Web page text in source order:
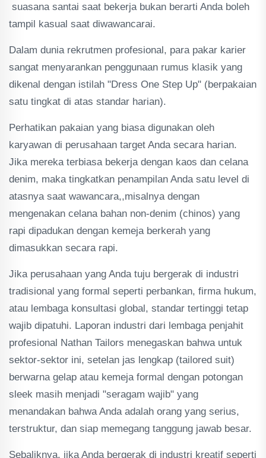
suasana santai saat bekerja bukan berarti Anda boleh
tampil kasual saat diwawancarai.
Dalam dunia rekrutmen profesional, para pakar karier
sangat menyarankan penggunaan rumus klasik yang
dikenal dengan istilah "Dress One Step Up" (berpakaian
satu tingkat di atas standar harian).
Perhatikan pakaian yang biasa digunakan oleh
karyawan di perusahaan target Anda secara harian.
Jika mereka terbiasa bekerja dengan kaos dan celana
denim, maka tingkatkan penampilan Anda satu level di
atasnya saat wawancara,,misalnya dengan
mengenakan celana bahan non-denim (chinos) yang
rapi dipadukan dengan kemeja berkerah yang
dimasukkan secara rapi.
Jika perusahaan yang Anda tuju bergerak di industri
tradisional yang formal seperti perbankan, firma hukum,
atau lembaga konsultasi global, standar tertinggi tetap
wajib dipatuhi. Laporan industri dari lembaga penjahit
profesional Nathan Tailors menegaskan bahwa untuk
sektor-sektor ini, setelan jas lengkap (tailored suit)
berwarna gelap atau kemeja formal dengan potongan
sleek masih menjadi "seragam wajib" yang
menandakan bahwa Anda adalah orang yang serius,
terstruktur, dan siap memegang tanggung jawab besar.
Sebaliknya, jika Anda bergerak di industri kreatif seperti